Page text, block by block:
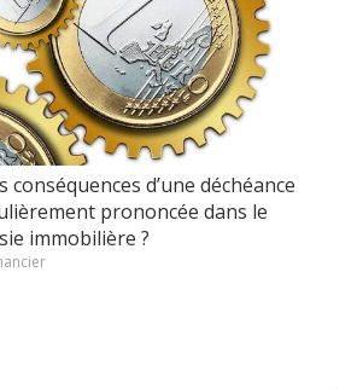
conséquences d’une déchéance
prononcée dans le
immobilière ?